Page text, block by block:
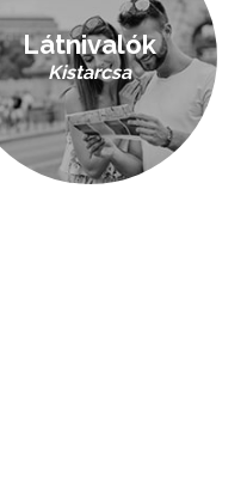
Látnivalók
Kistarcsa